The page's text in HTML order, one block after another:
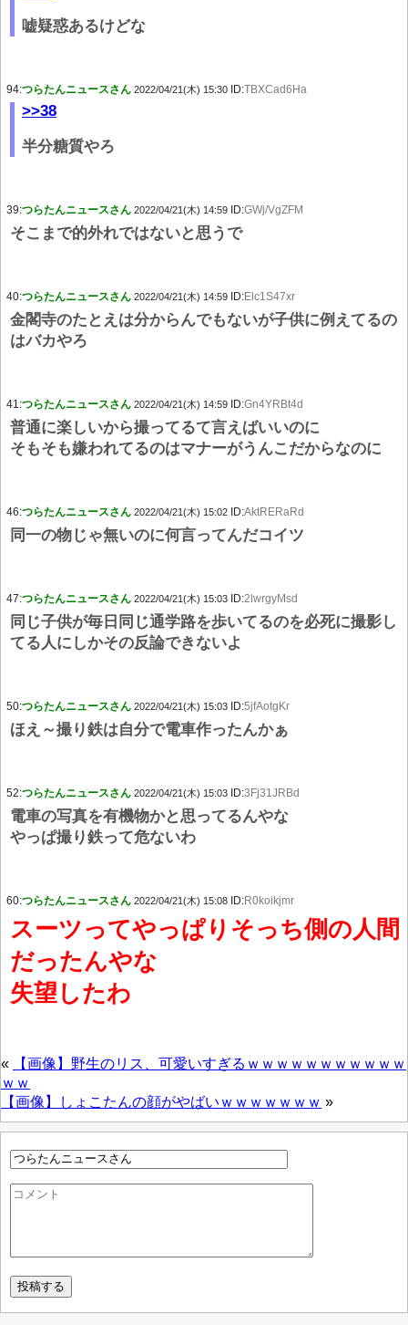
嘘疑惑あるけどな
94:つらたんニュースさん 2022/04/21(木) 15:30 ID:TBXCad6Ha
>>38
半分糖質やろ
39:つらたんニュースさん 2022/04/21(木) 14:59 ID:GWj/VgZFM
そこまで的外れではないと思うで
40:つらたんニュースさん 2022/04/21(木) 14:59 ID:Elc1S47xr
金閣寺のたとえは分からんでもないが子供に例えてるの
はバカやろ
41:つらたんニュースさん 2022/04/21(木) 14:59 ID:Gn4YRBt4d
普通に楽しいから撮ってるて言えばいいのに
そもそも嫌われてるのはマナーがうんこだからなのに
46:つらたんニュースさん 2022/04/21(木) 15:02 ID:AktRERaRd
同一の物じゃ無いのに何言ってんだコイツ
47:つらたんニュースさん 2022/04/21(木) 15:03 ID:2lwrgyMsd
同じ子供が毎日同じ通学路を歩いてるのを必死に撮影し
てる人にしかその反論できないよ
50:つらたんニュースさん 2022/04/21(木) 15:03 ID:5jfAotgKr
ほえ～撮り鉄は自分で電車作ったんかぁ
52:つらたんニュースさん 2022/04/21(木) 15:03 ID:3Fj31JRBd
電車の写真を有機物かと思ってるんやな
やっぱ撮り鉄って危ないわ
60:つらたんニュースさん 2022/04/21(木) 15:08 ID:R0koikjmr
スーツってやっぱりそっち側の人間
だったんやな
失望したわ
«
【画像】野生のリス、可愛いすぎるｗｗｗｗｗｗｗｗｗｗｗ
ｗｗ
【画像】しょこたんの顔がやばいｗｗｗｗｗｗｗ »